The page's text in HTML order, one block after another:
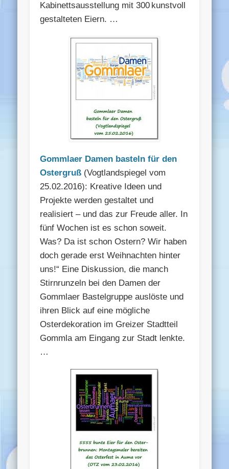
Kabinettsausstellung mit 300 kunstvoll
gestalteten Eiern. …
Gommlaer Damen basteln für den
Ostergruß (Vogtlandspiegel vom
25.02.2016): Kreative Ideen und
Projekte werden gestaltet und
realisiert – und das zur Freude aller. In
fünf Wochen ist es schon soweit.
Was? Da ist schon Ostern? Wir haben
doch gerade erst Weihnachten hinter
uns!“ Eine Diskussion, die manch
Stirnrunzeln bei den Damen der
Gommlaer Bastelgruppe auslöste und
ihren Blick auf eine mögliche
Osterdekoration im Greizer Stadtteil
Gommla am Eingang zur Stadt lenkte.
…